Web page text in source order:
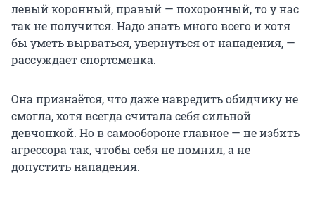
левый коронный, правый — похоронный, то у нас
так не получится. Надо знать много всего и хотя
бы уметь вырваться, увернуться от нападения, —
рассуждает спортсменка.
Она признаётся, что даже навредить обидчику не
смогла, хотя всегда считала себя сильной
девчонкой. Но в самообороне главное — не избить
агрессора так, чтобы себя не помнил, а не
допустить нападения.